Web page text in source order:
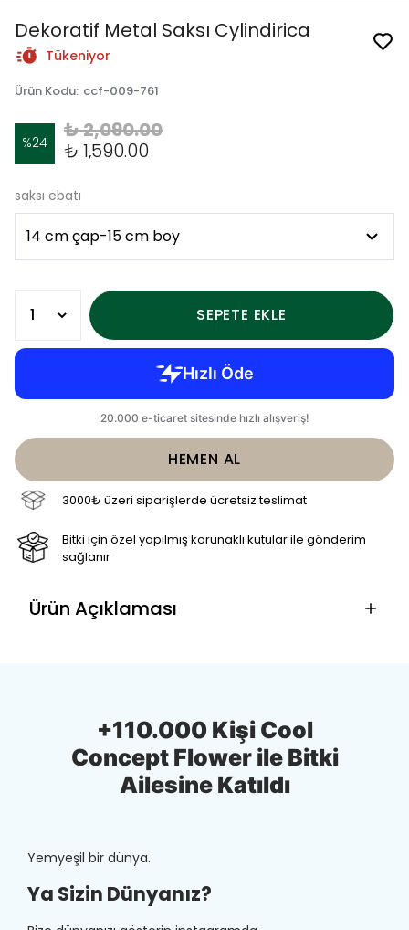
Dekoratif Metal Saksı Cylindirica
Tükeniyor
Ürün Kodu: ccf-009-761
%24
₺ 2,090.00
₺ 1,590.00
saksı ebatı
SEPETE EKLE
HEMEN AL
3000₺ üzeri siparişlerde ücretsiz teslimat
Bitki için özel yapılmış korunaklı kutular ile gönderim
sağlanır
Ürün Açıklaması
+110.000 Kişi Cool
Concept Flower ile Bitki
Ailesine Katıldı
Yemyeşil bir dünya.
Ya Sizin Dünyanız?